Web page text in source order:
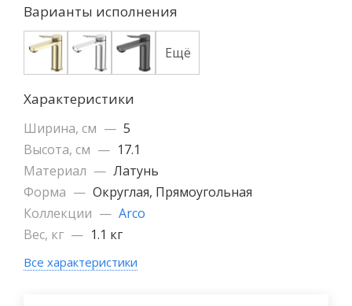
Варианты исполнения
Ещё
Характеристики
Ширина, см — 5
Высота, см — 17.1
Материал — Латунь
Форма — Округлая, Прямоугольная
Коллекции — Arco
Вес, кг — 1.1 кг
Все характеристики